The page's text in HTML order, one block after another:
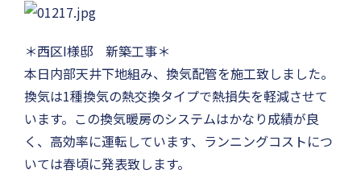
＊西区I様邸 新築工事＊
本日内部天井下地組み、換気配管を施工致しました。
換気は1種換気の熱交換タイプで熱損失を軽減させて
います。この換気暖房のシステムはかなり成績が良
く、高効率に運転しています、ランニングコストにつ
いては春頃に発表致します。